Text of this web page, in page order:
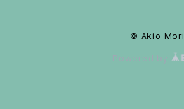
© Akio Mori
Powered by